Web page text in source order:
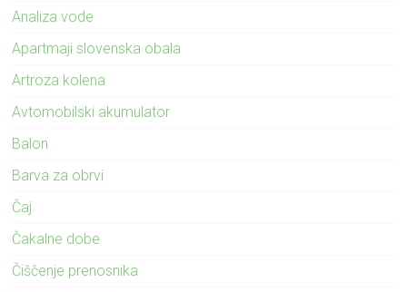
Analiza vode
Apartmaji slovenska obala
Artroza kolena
Avtomobilski akumulator
Balon
Barva za obrvi
Čaj
Čakalne dobe
Čiščenje prenosnika